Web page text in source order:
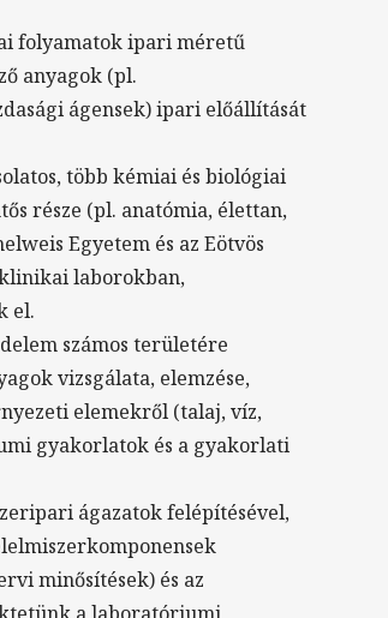
folyamatok ipari méretű
anyagok (pl.
ágensek) ipari előállítását
több kémiai és biológiai
része (pl. anatómia, élettan,
Egyetem és az Eötvös
laborokban,
el.
számos területére
vizsgálata, elemzése,
elemekről (talaj, víz,
gyakorlatok és a gyakorlati
ágazatok felépítésével,
minősítések) és az
a laboratóriumi